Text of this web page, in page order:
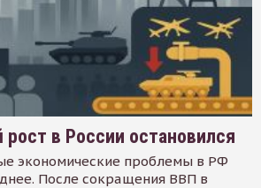
в России остановился
экономические проблемы в РФ
После сокращения ВВП в